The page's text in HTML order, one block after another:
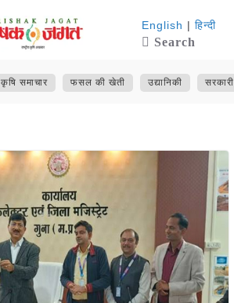
English | हिन्दी
Search
कृषि समाचार फसल की खेती उद्यानिकी